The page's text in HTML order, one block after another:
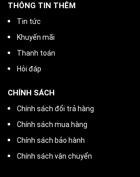
THÔNG TIN THÊM
Tin tức
Khuyến mãi
Thanh toán
Hỏi đáp
CHÍNH SÁCH
Chính sách đổi trả hàng
Chính sách mua hàng
Chính sách bảo hành
Chính sách vận chuyển